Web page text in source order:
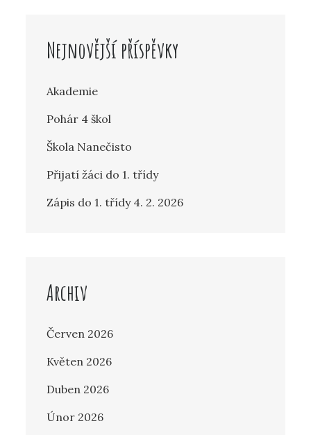
Nejnovější příspěvky
Akademie
Pohár 4 škol
Škola Nanečisto
Přijatí žáci do 1. třídy
Zápis do 1. třídy 4. 2. 2026
Archiv
Červen 2026
Květen 2026
Duben 2026
Únor 2026